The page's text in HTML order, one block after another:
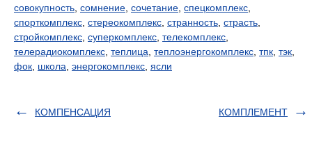
совокупность сомнение сочетание спецкомплекс
спорткомплекс стереокомплекс странность страсть
стройкомплекс суперкомплекс телекомплекс
телерадиокомплекс теплица теплоэнергокомплекс тпк тэк
фок школа энергокомплекс ясли
КОМПЕНСАЦИЯ КОМПЛЕМЕНТ